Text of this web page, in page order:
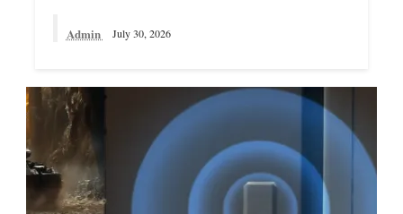
Admin July 30, 2026